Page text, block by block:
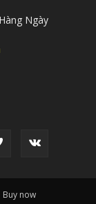
Ngày
Buy now